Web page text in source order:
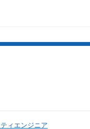
ィエンジニア